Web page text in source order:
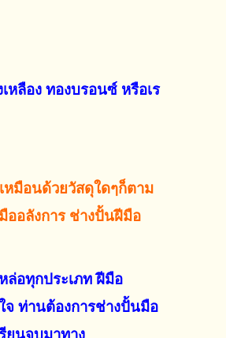
หลือง ทองบรอนซ์ หรือเร
หมือนด้วยวัสดุใดๆก็ตาม
ออลังการ ช่างปั้นฝีมือ
อทุกประเภท ฝีมือ
จ ท่านต้องการช่างปั้นมือ
ยนจบมาทาง